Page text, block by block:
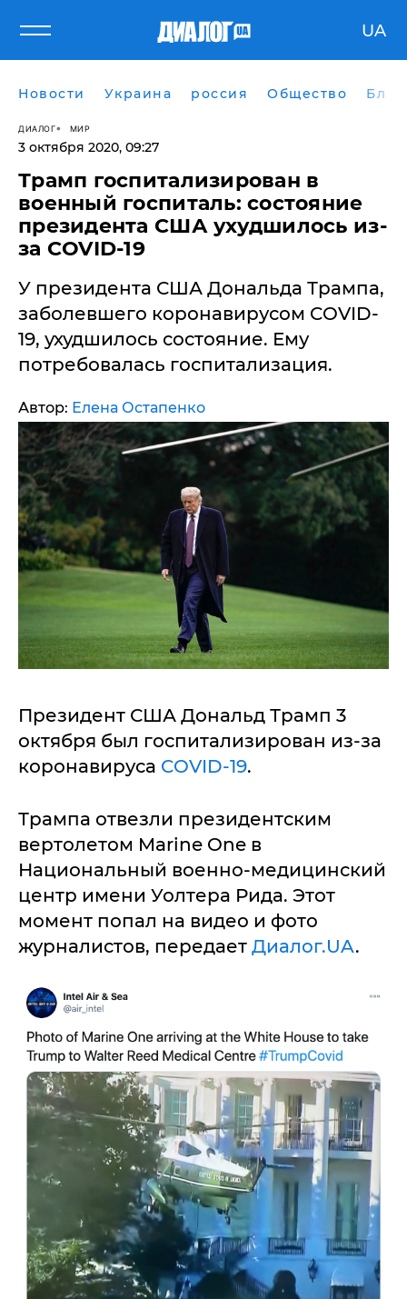
UA
Новости Украина россия Общество
ДИАЛОГ МИР
3 октября 2020, 09:27
Трамп госпитализирован в
военный госпиталь: состояние
президента США ухудшилось из-
за COVID-19
У президента США Дональда Трампа,
заболевшего коронавирусом COVID-
19, ухудшилось состояние. Ему
потребовалась госпитализация.
Автор: Елена Остапенко
Президент США Дональд Трамп 3
октября был госпитализирован из-за
коронавируса COVID-19.
Трампа отвезли президентским
вертолетом Marine One в
Национальный военно-медицинский
центр имени Уолтера Рида. Этот
момент попал на видео и фото
журналистов, передает Диалог.UA.